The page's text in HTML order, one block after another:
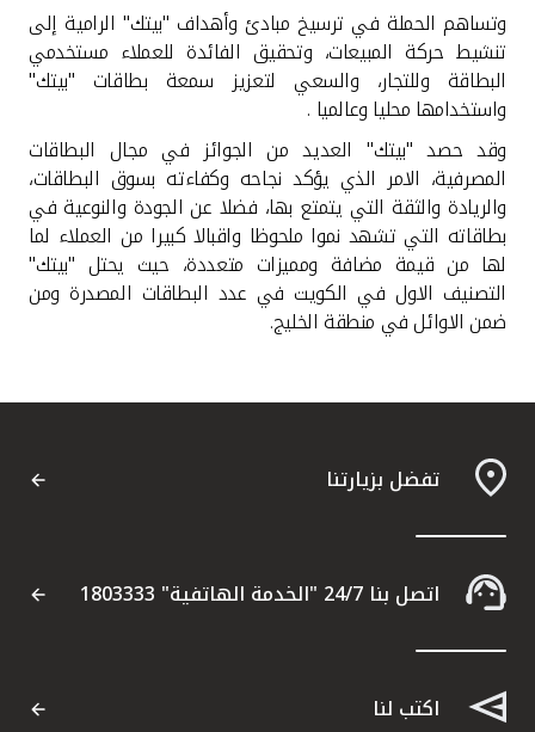
وتساهم الحملة في ترسيخ مبادئ وأهداف "بيتك" الرامية إلى
تنشيط حركة المبيعات، وتحقيق الفائدة للعملاء مستخدمي
البطاقة وللتجار، والسعي لتعزيز سمعة بطاقات "بيتك"
واستخدامها محليا وعالميا .
وقد حصد "بيتك" العديد من الجوائز في مجال البطاقات
المصرفية، الامر الذي يؤكد نجاحه وكفاءته بسوق البطاقات،
والريادة والثقة التي يتمتع بها، فضلا عن الجودة والنوعية في
بطاقاته التي تشهد نموا ملحوظا واقبالا كبيرا من العملاء لما
لها من قيمة مضافة ومميزات متعددة، حيث يحتل "بيتك"
التصنيف الاول في الكويت في عدد البطاقات المصدرة ومن
ضمن الاوائل في منطقة الخليج.
تفضل بزيارتنا
اتصل بنا 24/7 "الخدمة الهاتفية" 1803333
اكتب لنا